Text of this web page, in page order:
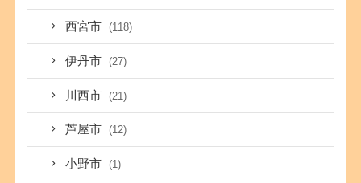
西宮市 (118)
伊丹市 (27)
川西市 (21)
芦屋市 (12)
小野市 (1)